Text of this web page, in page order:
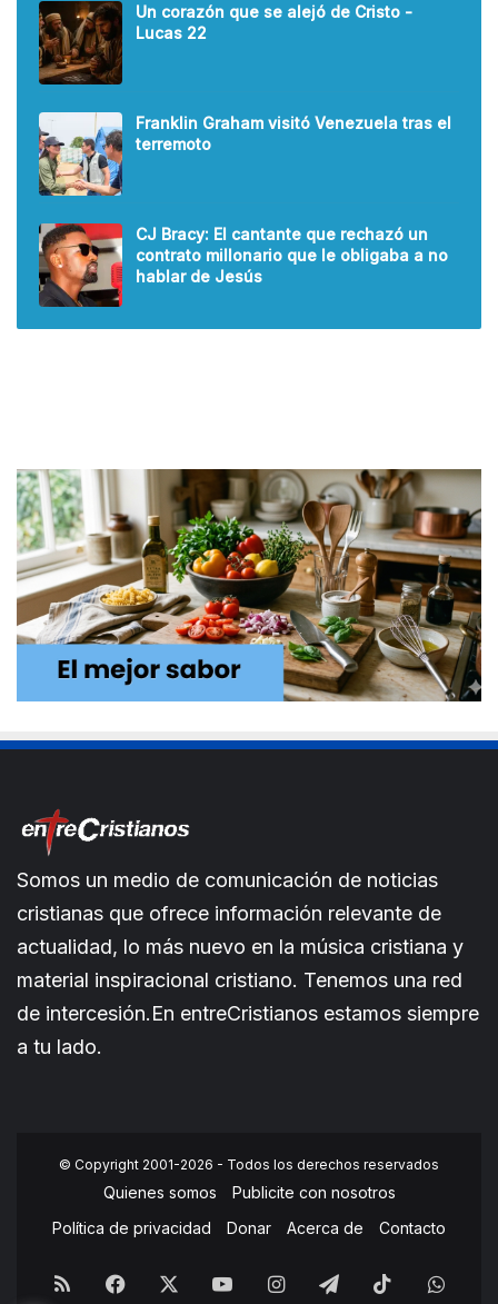
Un corazón que se alejó de Cristo -
Lucas 22
Franklin Graham visitó Venezuela tras el
terremoto
CJ Bracy: El cantante que rechazó un
contrato millonario que le obligaba a no
hablar de Jesús
Somos un medio de comunicación de noticias
cristianas que ofrece información relevante de
actualidad, lo más nuevo en la música cristiana y
material inspiracional cristiano. Tenemos una red
de intercesión.En entreCristianos estamos siempre
a tu lado.
© Copyright 2001-2026 - Todos los derechos reservados
Quienes somos
Publicite con nosotros
Política de privacidad
Donar Acerca de Contacto
RSS Facebook YouTubeInstagramTelegramTikTok